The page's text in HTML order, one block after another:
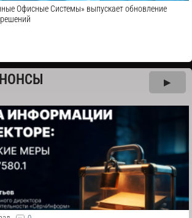
Офисные Системы» выпускает обновление
▶